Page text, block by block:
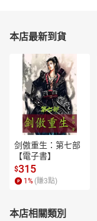
本店最新到貨
剑傲重生：第七部
【電子書】
$315
1 % (賺3點)
本店相關類別